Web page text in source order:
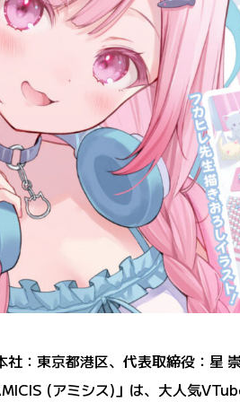
：東京都港区、代表取締役：星
(アミシス)」は、大人気